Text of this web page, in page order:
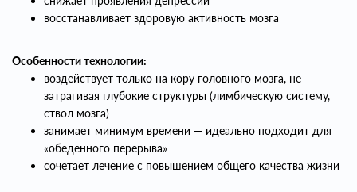
восстанавливает здоровую активность мозга
Особенности технологии:
воздействует только на кору головного мозга, не
затрагивая глубокие структуры (лимбическую систему,
ствол мозга)
занимает минимум времени — идеально подходит для
«обеденного перерыва»
сочетает лечение с повышением общего качества жизни